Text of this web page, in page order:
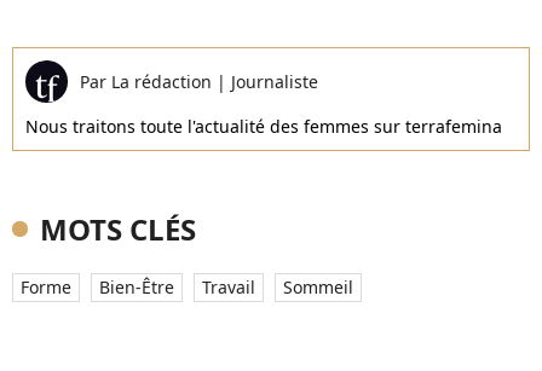
Par La rédaction | Journaliste
Nous traitons toute l'actualité des femmes sur terrafemina
MOTS CLÉS
Forme Bien-Être Travail Sommeil